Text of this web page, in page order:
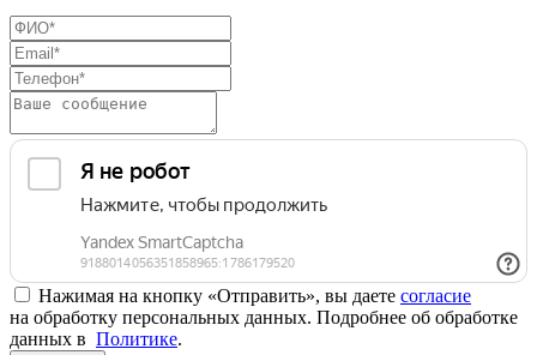
Нажимая на кнопку «Отправить», вы даете согласие
на обработку персональных данных. Подробнее об обработке
данных в Политике.